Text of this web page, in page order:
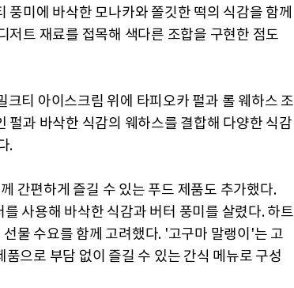
풍미에 바삭한 모나카와 쫄깃한 떡의 식감을 함께
저트 재료를 접목해 색다른 조합을 구현한 점도
티 아이스크림 위에 타피오카 펄과 롤 웨하스 조
펄과 바삭한 식감의 웨하스를 결합해 다양한 식감
.
간편하게 즐길 수 있는 푸드 제품도 추가했다.
사용해 바삭한 식감과 버터 풍미를 살렸다. 하트
물 수요를 함께 고려했다. '고구마 말랭이'는 고
으로 부담 없이 즐길 수 있는 간식 메뉴로 구성